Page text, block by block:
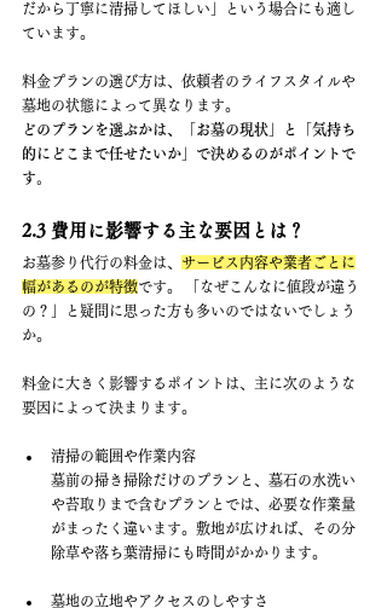
だから丁寧に清掃してほしい」という場合にも適し
ています。
料金プランの選び方は、依頼者のライフスタイルや
墓地の状態によって異なります。
どのプランを選ぶかは、「お墓の現状」と「気持ち
的にどこまで任せたいか」で決めるのがポイントで
す。
2.3 費用に影響する主な要因とは？
お墓参り代行の料金は、 サービス内容や業者ごとに
幅があるのが特徴です。 「なぜこんなに値段が違う
の？」と疑問に思った方も多いのではないでしょう
か。
料金に大きく影響するポイントは、主に次のような
要因によって決まります。
清掃の範囲や作業内容
墓前の掃き掃除だけのプランと、墓石の水洗い
や苔取りまで含むプランとでは、必要な作業量
がまったく違います。敷地が広ければ、その分
除草や落ち葉清掃にも時間がかかります。
墓地の立地やアクセスのしやすさ